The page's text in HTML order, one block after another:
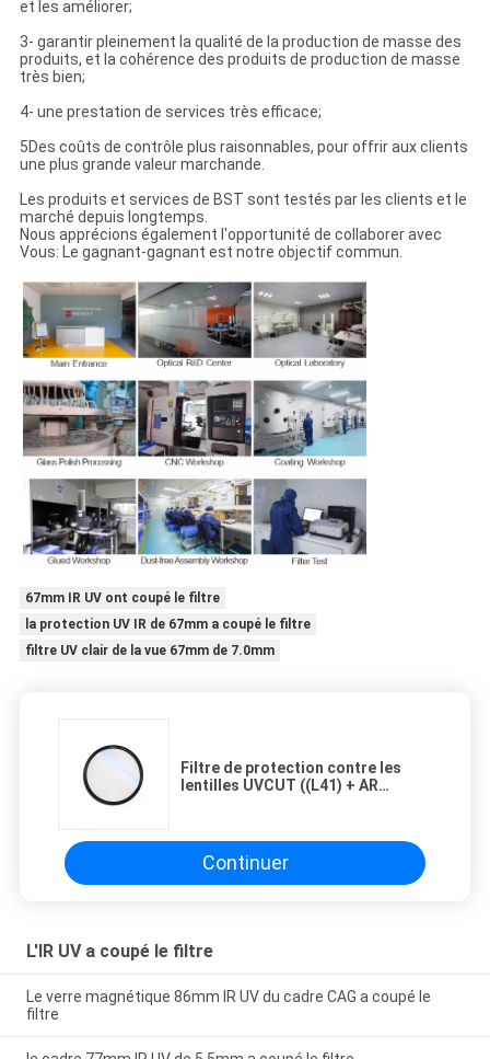
et les améliorer;
3- garantir pleinement la qualité de la production de masse des
produits, et la cohérence des produits de production de masse
très bien;
4- une prestation de services très efficace;
5Des coûts de contrôle plus raisonnables, pour offrir aux clients
une plus grande valeur marchande.
Les produits et services de BST sont testés par les clients et le
marché depuis longtemps.
Nous apprécions également l'opportunité de collaborer avec
Vous: Le gagnant-gagnant est notre objectif commun.
67mm IR UV ont coupé le filtre
la protection UV IR de 67mm a coupé le filtre
filtre UV clair de la vue 67mm de 7.0mm
Filtre de protection contre les
lentilles UVCUT ((L41) + AR
Continuer
L'IR UV a coupé le filtre
Le verre magnétique 86mm IR UV du cadre CAG a coupé le
filtre